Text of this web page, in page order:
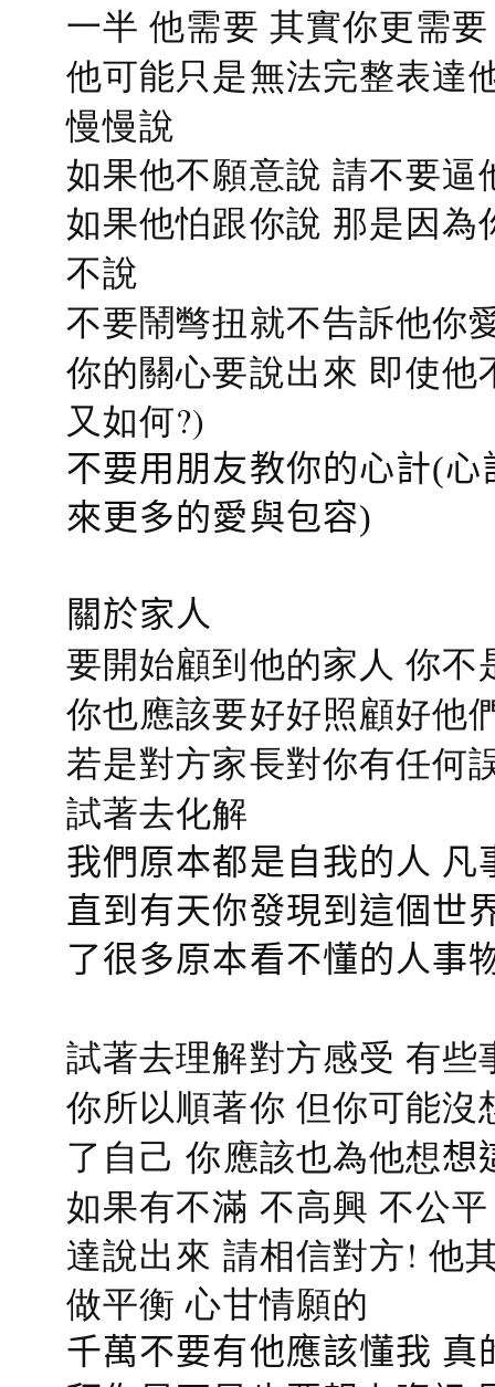
一半 他需要 其實你更需要
他可能只是無法完整表達
慢慢說
如果他不願意說 請不要逼
如果他怕跟你說 那是因
不說
不要鬧彆扭就不告訴他你
你的關心要說出來 即使
又如何?)
不要用朋友教你的心計(
來更多的愛與包容)
關於家人
要開始顧到他的家人 你
你也應該要好好照顧好他
若是對方家長對你有任何
試著去化解
我們原本都是自我的人
直到有天你發現到這個世
了很多原本看不懂的人事
試著去理解對方感受 有
你所以順著你 但你可能
了自己 你應該也為他想想
如果有不滿 不高興 不公
達說出來 請相信對方! 他
做平衡 心甘情願的
千萬不要有他應該懂我